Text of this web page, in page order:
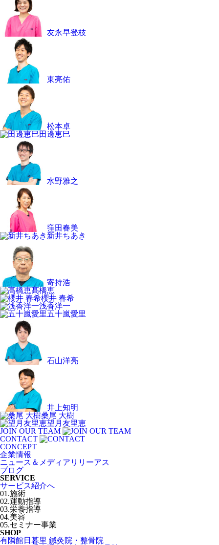
友永早登枝
東亮佑
松本卓
田邊恵巳
水野雅之
窪田春美
新井ちあき
寄持浩
髙橋恵
櫻井 春希
浅香洋一
五十嵐愛里
石山洋亮
井上知明
桑尾 大樹
望月友里恵
JOIN OUR TEAM
CONTACT
CONCEPT
企業情報
ニュース＆メディアリリーアス
ブログ
SERVICE
サービス紹介へ
01.施術
02.運動指導
03.栄養指導
04.美容
05.セミナー事業
SHOP
有隣館日暮里 鍼灸院・整骨院